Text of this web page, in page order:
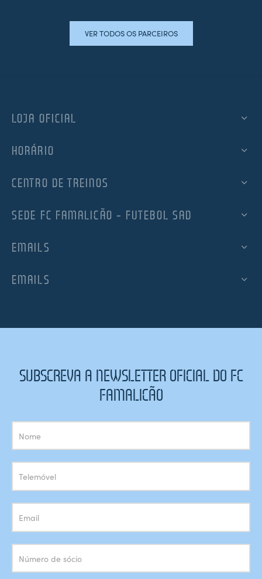
VER TODOS OS PARCEIROS
LOJA OFICIAL
HORÁRIO
CENTRO DE TREINOS
SEDE FC FAMALICÃO – FUTEBOL SAD
EMAILS
EMAILS
SUBSCREVA A NEWSLETTER OFICIAL DO FC
FAMALICÃO
Subscrição
Newsletter